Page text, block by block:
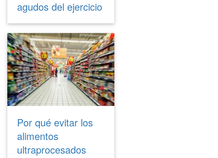
agudos del ejercicio
Por qué evitar los
alimentos
ultraprocesados